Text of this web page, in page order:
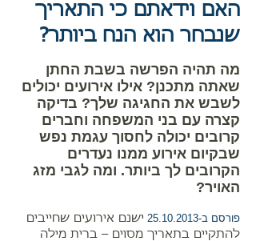
האם וידאתם כי התאריך
שנבחר הוא הנח ביותר?
מה תהיה הפרשה בשבת החתן
שאתה מתכנן? אילו אירועים יכולים
לשבש את החגיגה שלך? בדיקה
קצרה עם בני המשפחה וחברים
קרובים יכולה לחסוך עגמת נפש
שבקיום אירוע ממנו נעדרים
הקרובים לך ביותר. ומה לגבי מזג
האויר?
פורסם ב-25.10.2013
ישנם אירועים שחייבים
להתקיים בתאריך מסוים – ברית מילה